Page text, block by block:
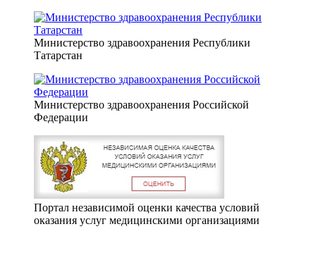
Министерство здравоохранения Республики
Татарстан
Министерство здравоохранения Российской
Федерации
Портал независимой оценки качества условий
оказания услуг медицинскими организациями